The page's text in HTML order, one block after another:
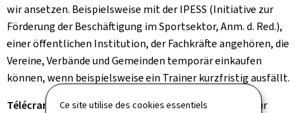
Ce site utilise des cookies essentiels
wir ansetzen. Beispielsweise mit der IPESS (Initiative zur
Förderung der Beschäftigung im Sportsektor, Anm. d. Red.),
einer öffentlichen Institution, der Fachkräfte angehören, die
Vereine, Verbände und Gemeinden temporär einkaufen
können, wenn beispielsweise ein Trainer kurzfristig ausfällt.
Télécran:
Sie haben gegenüber dem Fußballverband zur